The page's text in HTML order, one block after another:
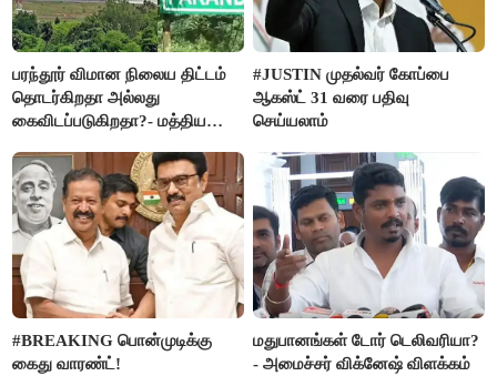
பரந்தூர் விமான நிலைய திட்டம்
தொடர்கிறதா அல்லது
கைவிடப்படுகிறதா?- மத்திய
#JUSTIN முதல்வர் கோப்பை
ஆகஸ்ட் 31 வரை பதிவு
செய்யலாம்
#BREAKING பொன்முடிக்கு
கைது வாரண்ட்!
மதுபானங்கள் டோர் டெலிவரியா?
- அமைச்சர் விக்னேஷ் விளக்கம்